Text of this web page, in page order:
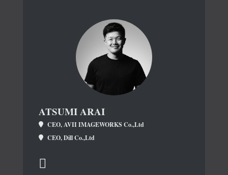
ATSUMI ARAI
CEO, AVII IMAGEWORKS Co.,Ltd
CEO, Dill Co.,Ltd